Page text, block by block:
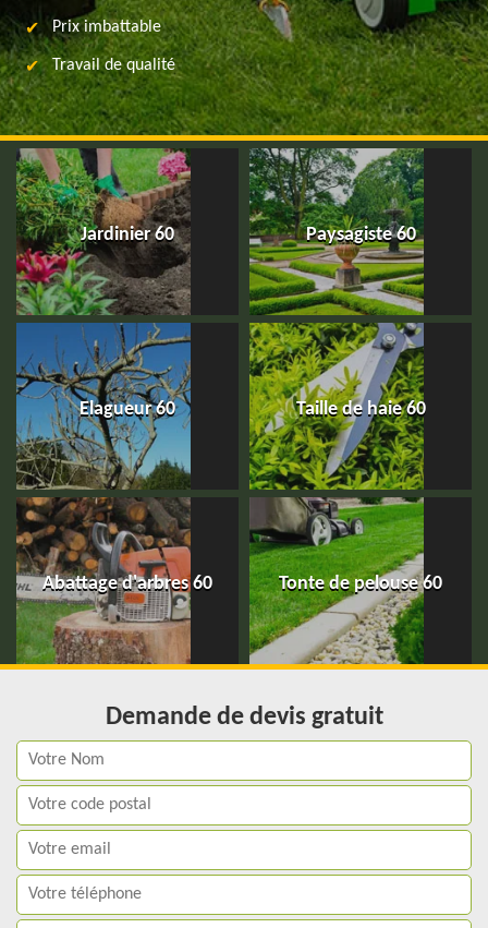
Prix imbattable
Travail de qualité
Jardinier 60 Paysagiste 60
Elagueur 60 Taille de haie 60
Abattage d'arbres 60 Tonte de pelouse 60
Demande de devis gratuit